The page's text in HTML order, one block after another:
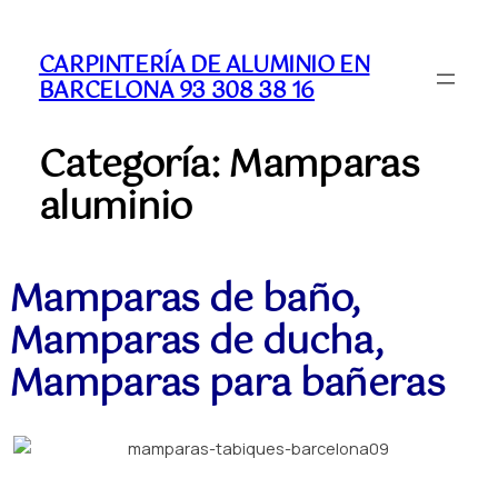
CARPINTERÍA DE ALUMINIO EN
BARCELONA 93 308 38 16
Categoría:Mamparas
aluminio
Mamparas de baño,
Mamparas de ducha,
Mamparas para bañeras